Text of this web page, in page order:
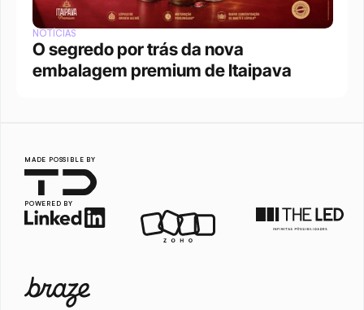
NOTÍCIAS
O segredo por trás da nova
embalagem premium de Itaipava
MADE POSSIBLE BY
POWERED BY